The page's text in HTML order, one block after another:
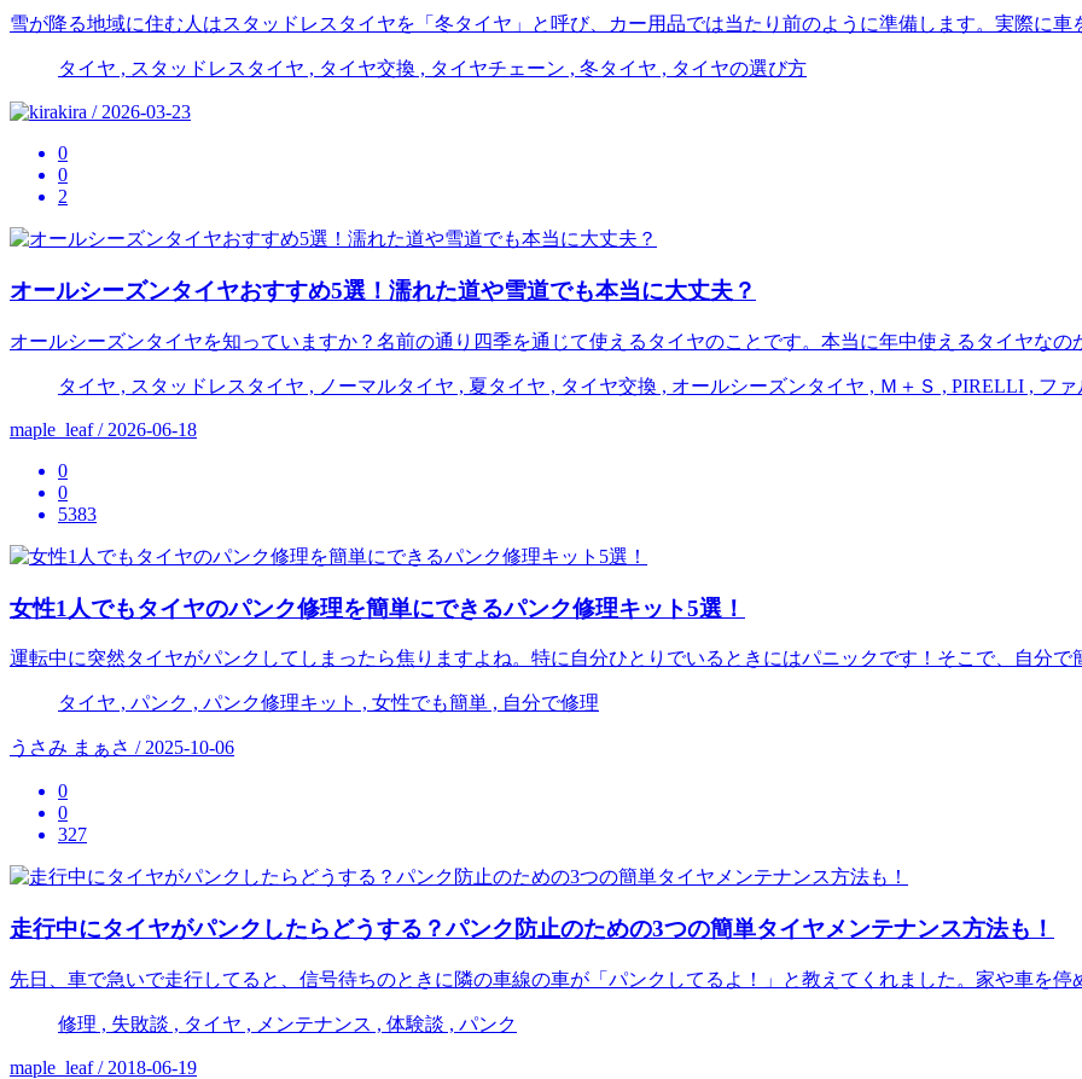
雪が降る地域に住む人はスタッドレスタイヤを「冬タイヤ」と呼び、カー用品では当たり前のように準備します。実際に
タイヤ , スタッドレスタイヤ , タイヤ交換 , タイヤチェーン , 冬タイヤ , タイヤの選び方
kira / 2026-03-23
0
0
2
オールシーズンタイヤおすすめ5選！濡れた道や雪道でも本当に大丈夫？
オールシーズンタイヤを知っていますか？名前の通り四季を通じて使えるタイヤのことです。本当に年中使えるタイヤな
タイヤ , スタッドレスタイヤ , ノーマルタイヤ , 夏タイヤ , タイヤ交換 , オールシーズンタイヤ , Ｍ＋Ｓ , PIRELLI , フ
maple_leaf / 2026-06-18
0
0
5383
女性1人でもタイヤのパンク修理を簡単にできるパンク修理キット5選！
運転中に突然タイヤがパンクしてしまったら焦りますよね。特に自分ひとりでいるときにはパニックです！そこで、自分
タイヤ , パンク , パンク修理キット , 女性でも簡単 , 自分で修理
うさみ まぁさ / 2025-10-06
0
0
327
走行中にタイヤがパンクしたらどうする？パンク防止のための3つの簡単タイヤメンテナンス方法も！
先日、車で急いで走行してると、信号待ちのときに隣の車線の車が「パンクしてるよ！」と教えてくれました。家や車を
修理 , 失敗談 , タイヤ , メンテナンス , 体験談 , パンク
maple_leaf / 2018-06-19